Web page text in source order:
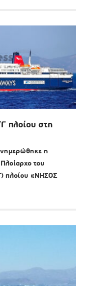
πλοίου στη
η
του
πλοίου «ΝΗΣΟΣ